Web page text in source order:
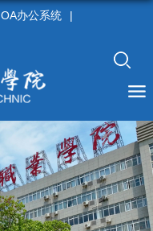
OA办公系统 |